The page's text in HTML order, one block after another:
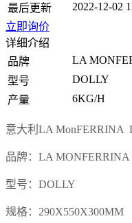
最后更新
2022-12-02
立即询价
详细介绍
品牌
LA
型号
DOLLY
产量
6KG/H
意大利LA MonFERRINA
品牌：LA MONFERRINA
型号：DOLLY
规格：290X550X300MM